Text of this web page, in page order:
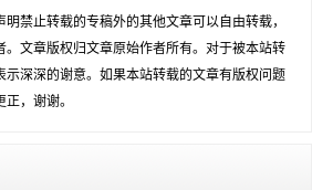
禁止转载的专稿外的其他文章可以自由转载，
。文章版权归文章原始作者所有。对于被本站转
示深深的谢意。如果本站转载的文章有版权问题
，谢谢。